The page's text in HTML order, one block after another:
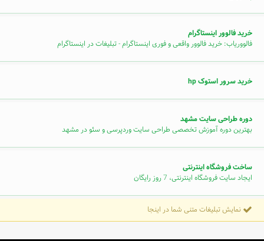
خرید فالوور اینستاگرام
فالووریاب: خرید فالوور واقعی و فوری اینستاگرام - تبلیغات در اینستاگرام
خرید سرور استوک hp
دوره طراحی سایت مشهد
بهترین دوره آموزش تخصصی طراحی سایت وردپرسی و سئو در مشهد
ساخت فروشگاه اینترنتی
ایجاد سایت فروشگاه اینترنتی، 7 روز رایگان
نمایش تبلیغات متنی شما در اینجا